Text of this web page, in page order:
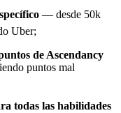
— desde 50k
Uber;
de Ascendancy
puntos mal
todas las habilidades